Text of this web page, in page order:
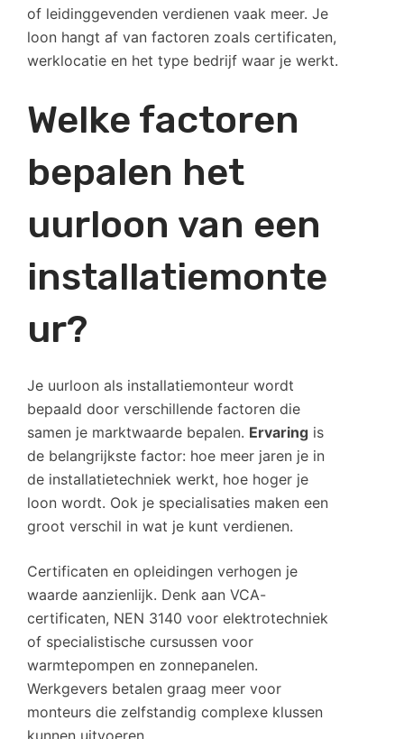
of leidinggevenden verdienen vaak meer. Je
loon hangt af van factoren zoals certificaten,
werklocatie en het type bedrijf waar je werkt.
Welke factoren
bepalen het
uurloon van een
installatiemonte
ur?
Je uurloon als installatiemonteur wordt
bepaald door verschillende factoren die
samen je marktwaarde bepalen. Ervaring is
de belangrijkste factor: hoe meer jaren je in
de installatietechniek werkt, hoe hoger je
loon wordt. Ook je specialisaties maken een
groot verschil in wat je kunt verdienen.
Certificaten en opleidingen verhogen je
waarde aanzienlijk. Denk aan VCA-
certificaten, NEN 3140 voor elektrotechniek
of specialistische cursussen voor
warmtepompen en zonnepanelen.
Werkgevers betalen graag meer voor
monteurs die zelfstandig complexe klussen
kunnen uitvoeren.